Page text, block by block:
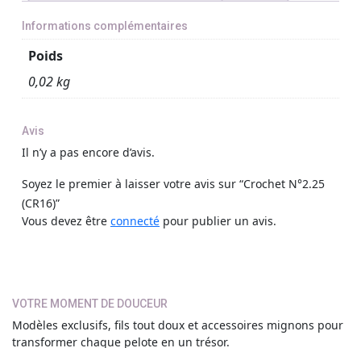
Informations complémentaires
Poids
0,02 kg
Avis
Il n’y a pas encore d’avis.
Soyez le premier à laisser votre avis sur “Crochet N°2.25
(CR16)”
Vous devez être connecté pour publier un avis.
VOTRE MOMENT DE DOUCEUR
Modèles exclusifs, fils tout doux et accessoires mignons pour
transformer chaque pelote en un trésor.